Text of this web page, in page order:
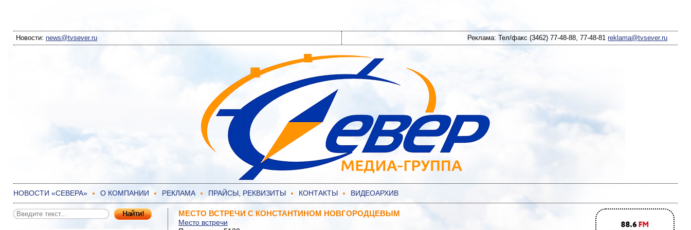
Новости: news@tvsever.ru Реклама: Тел/факс (3462) 77-48-88, 77-48-81reklama@tvsever.ru
НОВОСТИ «СЕВЕРА» О КОМПАНИИ РЕКЛАМА ПРАЙСЫ, РЕКВИЗИТЫ КОНТАКТЫ ВИДЕОАРХИВ
МЕСТО ВСТРЕЧИ С КОНСТАНТИНОМ НОВГОРОДЦЕВЫМ
Место встречи